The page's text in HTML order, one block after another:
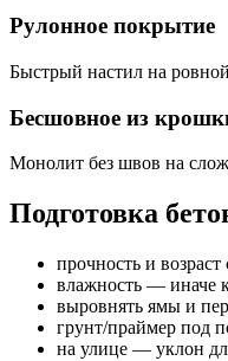
Рулонное покрытие
Быстрый настил на
Бесшовное из
Монолит без швов на
Подготовка
прочность и
влажность — иначе
выровнять ямы и
грунт/праймер под
на улице — уклон